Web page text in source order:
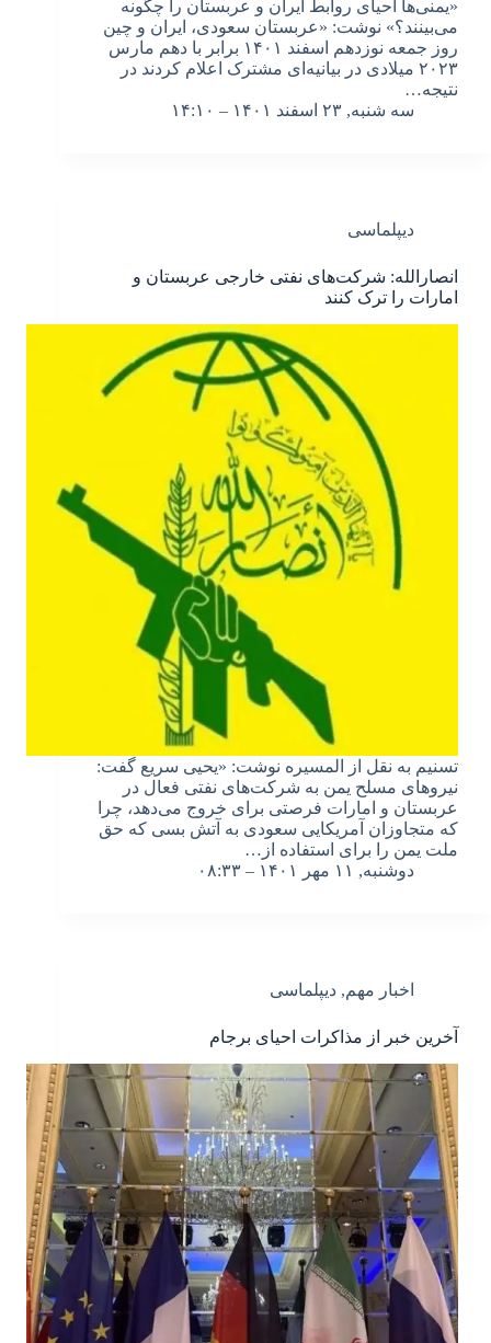
«یمنی‌ها احیای روابط ایران و عربستان را چگونه
می‌بینند؟» نوشت: «عربستان سعودی، ایران و چین
روز جمعه نوزدهم اسفند ۱۴۰۱ برابر با دهم مارس
۲۰۲۳ میلادی در بیانیه‌ای مشترک اعلام کردند در
نتیجه‌…
سه شنبه, ۲۳ اسفند ۱۴۰۱ – ۱۴:۱۰
دیپلماسی
انصارالله: شرکت‌های نفتی خارجی عربستان و
امارات را ترک کنند
تسنیم به نقل از المسیره نوشت: «یحیی سریع گفت:
نیروهای مسلح یمن به شرکت‌های نفتی فعال در
عربستان و امارات فرصتی برای خروج می‌دهد، چرا
که متجاوزان آمریکایی سعودی به آتش بسی که حق
ملت یمن را برای استفاده از…
دوشنبه, ۱۱ مهر ۱۴۰۱ – ۰۸:۳۳
اخبار مهم, دیپلماسی
آخرین خبر از مذاکرات احیای برجام